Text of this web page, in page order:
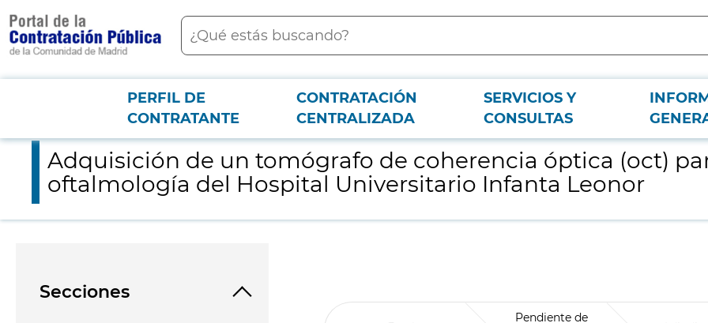
contenido
principal
Buscar
Menú PCON
PERFIL DE
CONTRATANTE
CONTRATACIÓN
CENTRALIZADA
SERVICIOS Y
CONSULTAS
Adquisición de un tomógrafo de coherencia óptica (oct) para el servicio de oftalmología del Hospital Universitario Infanta Leonor
Adquisición de un tomógrafo de coherencia óptica (oct)
oftalmología del Hospital Universitario Infanta Leonor
Secciones
Pendiente de